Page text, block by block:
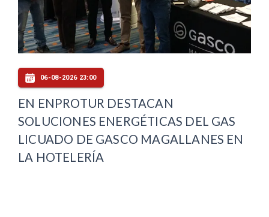
06-08-2026 23:00
EN ENPROTUR DESTACAN
SOLUCIONES ENERGÉTICAS DEL GAS
LICUADO DE GASCO MAGALLANES EN
LA HOTELERÍA